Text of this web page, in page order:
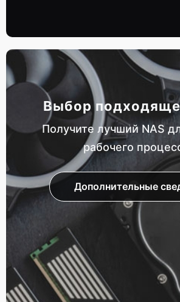
Выбор
Получите лучший NAS
рабочего
Дополнительные